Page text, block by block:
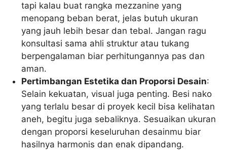
tapi kalau buat rangka mezzanine yang
menopang beban berat, jelas butuh ukuran
yang jauh lebih besar dan tebal. Jangan ragu
konsultasi sama ahli struktur atau tukang
berpengalaman biar perhitungannya pas dan
aman.
Pertimbangan Estetika dan Proporsi Desain:
Selain kekuatan, visual juga penting. Besi nako
yang terlalu besar di proyek kecil bisa kelihatan
aneh, begitu juga sebaliknya. Sesuaikan ukuran
dengan proporsi keseluruhan desainmu biar
hasilnya harmonis dan enak dipandang.